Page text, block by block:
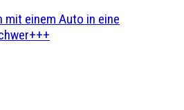
einem Auto in eine